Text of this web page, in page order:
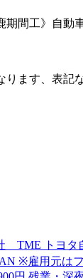
期間工》自動
ます、表記